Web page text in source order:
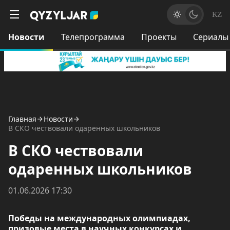
KZ
Новости Телепрограмма Проекты Сериалы
Главная
Новости
В СКО чествовали одаренных школьников
В СКО чествовали
одаренных школьников
01.06.2026 17:30
Победы на международных олимпиадах,